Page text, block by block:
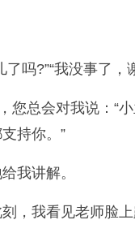
吗?”“我没事了
总会对我说：
持你。”
我讲解。
，我看见老师脸上